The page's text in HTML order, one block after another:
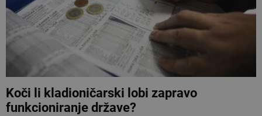
Koči li kladioničarski lobi zapravo
funkcioniranje države?